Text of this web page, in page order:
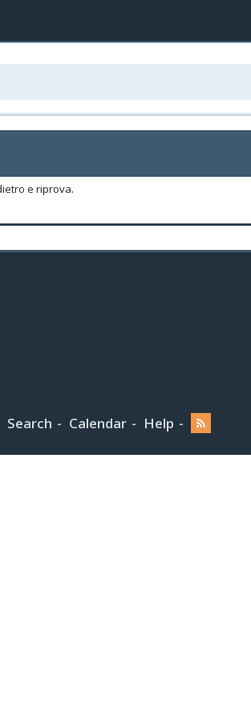
e riprova.
Search Calendar Help